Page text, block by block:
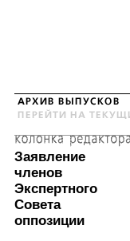
Заявление
членов
Экспертного
Совета
оппозиции